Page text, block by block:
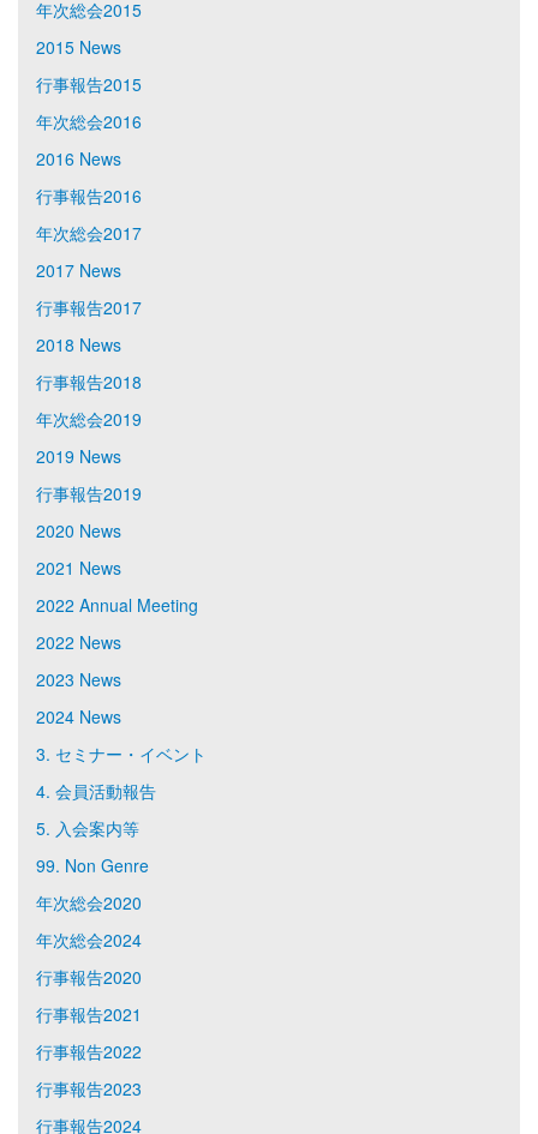
年次総会2015
2015 News
行事報告2015
年次総会2016
2016 News
行事報告2016
年次総会2017
2017 News
行事報告2017
2018 News
行事報告2018
年次総会2019
2019 News
行事報告2019
2020 News
2021 News
2022 Annual Meeting
2022 News
2023 News
2024 News
3. セミナー・イベント
4. 会員活動報告
5. 入会案内等
99. Non Genre
年次総会2020
年次総会2024
行事報告2020
行事報告2021
行事報告2022
行事報告2023
行事報告2024